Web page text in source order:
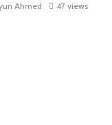
Ahmed 47 views